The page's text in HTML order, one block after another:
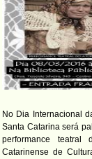
No Dia Internacional
Santa Catarina será
performance teatral
Catarinense de